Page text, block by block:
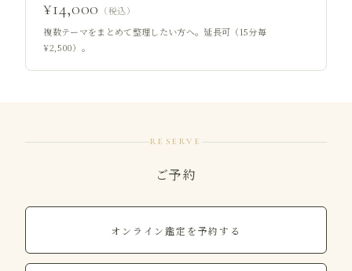
¥14,000 （税込）
複数テーマをまとめて整理したい方へ。延長可（15分毎
¥2,500）。
RESERVE
ご予約
オンライン鑑定を予約する